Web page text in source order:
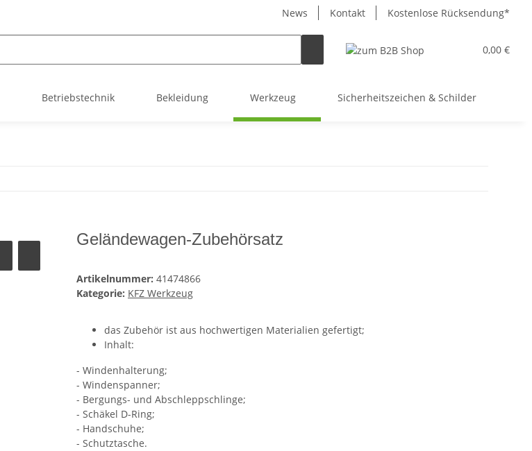
News Kontakt Kostenlose Rücksendung*
0,00 €
Betriebstechnik Bekleidung Werkzeug Sicherheitszeichen & Schilder
Geländewagen-Zubehörsatz
Artikelnummer: 41474866
Kategorie: KFZ Werkzeug
das Zubehör ist aus hochwertigen Materialien gefertigt;
Inhalt:
- Windenhalterung;
- Windenspanner;
- Bergungs- und Abschleppschlinge;
- Schäkel D-Ring;
- Handschuhe;
- Schutztasche.